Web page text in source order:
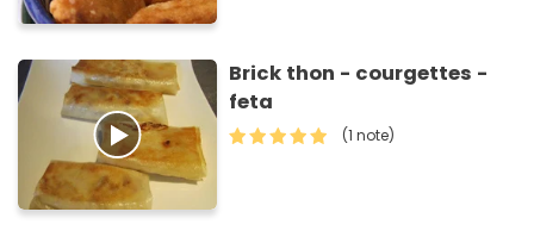
Brick thon - courgettes -
feta
(1 note)